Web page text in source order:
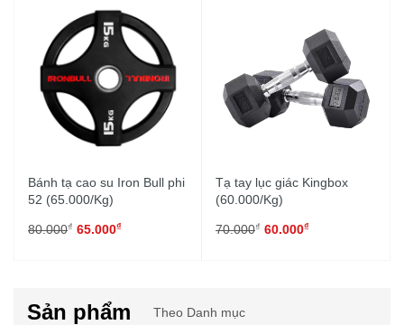
Bánh tạ cao su Iron Bull phi
52 (65.000/Kg)
80.000₫ 65.000₫
Tạ tay lục giác Kingbox
(60.000/Kg)
70.000₫ 60.000₫
Sản phẩm Theo Danh mục